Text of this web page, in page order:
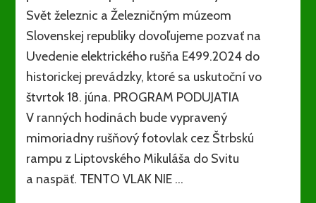
Svět železnic a Železničným múzeom
Slovenskej republiky dovoľujeme pozvať na
Uvedenie elektrického rušňa E499.2024 do
historickej prevádzky, ktoré sa uskutoční vo
štvrtok 18. júna. PROGRAM PODUJATIA
V ranných hodinách bude vypravený
mimoriadny rušňový fotovlak cez Štrbskú
rampu z Liptovského Mikuláša do Svitu
a naspäť. TENTO VLAK NIE …